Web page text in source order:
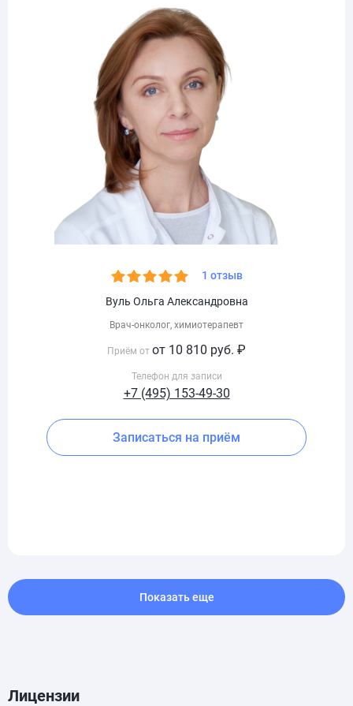
1 отзыв
Вуль Ольга Александровна
Врач-онколог, химиотерапевт
Приём от от 10 810 руб. ₽
Телефон для записи
+7 (495) 153-49-30
Записаться на приём
Показать еще
Лицензии